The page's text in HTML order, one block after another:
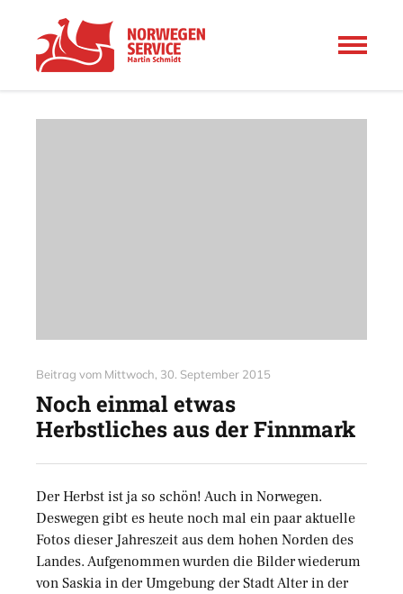
Beitrag vom Mittwoch, 30. September 2015
Noch einmal etwas
Herbstliches aus der Finnmark
Der Herbst ist ja so schön! Auch in Norwegen.
Deswegen gibt es heute noch mal ein paar aktuelle
Fotos dieser Jahreszeit aus dem hohen Norden des
Landes. Aufgenommen wurden die Bilder wiederum
von Saskia in der Umgebung der Stadt Alter in der